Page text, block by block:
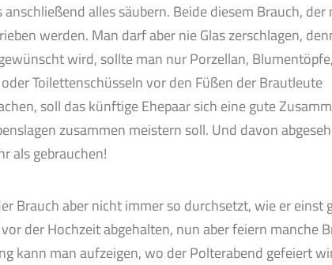
alles säubern. Beide diesem Brauch, der
werden. Man darf aber nie Glas zerschlagen,
wird, sollte man nur Porzellan, Blumentöpfe,
Toilettenschüsseln vor den Füßen der Brautleute
soll das künftige Ehepaar sich eine gute
zusammen meistern soll. Und davon
als gebrauchen!
Brauch aber nicht immer so durchsetzt, wie er einst
der Hochzeit abgehalten, nun aber feiern manche
kann man aufzeigen, wo der Polterabend gefeiert